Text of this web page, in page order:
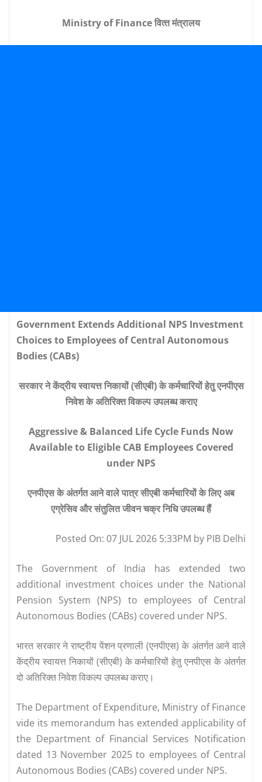
Ministry of Finance वित्‍त मंत्रालय
Government Extends Additional NPS Investment
Choices to Employees of Central Autonomous
Bodies (CABs)
सरकार ने केंद्रीय स्वायत्त निकायों (सीएबी) के कर्मचारियों हेतु एनपीएस
निवेश के अतिरिक्त विकल्प उपलब्ध कराए
Aggressive & Balanced Life Cycle Funds Now
Available to Eligible CAB Employees Covered
under NPS
एनपीएस के अंतर्गत आने वाले पात्र सीएबी कर्मचारियों के लिए अब
एग्रेसिव और संतुलित जीवन चक्र निधि उपलब्ध हैं
Posted On: 07 JUL 2026 5:33PM by PIB Delhi
The Government of India has extended two
additional investment choices under the National
Pension System (NPS) to employees of Central
Autonomous Bodies (CABs) covered under NPS.
भारत सरकार ने राष्ट्रीय पेंशन प्रणाली (एनपीएस) के अंतर्गत आने वाले
केंद्रीय स्वायत्त निकायों (सीएबी) के कर्मचारियों हेतु एनपीएस के अंतर्गत
दो अतिरिक्त निवेश विकल्प उपलब्ध कराए।
The Department of Expenditure, Ministry of Finance
vide its memorandum has extended applicability of
the Department of Financial Services Notification
dated 13 November 2025 to employees of Central
Autonomous Bodies (CABs) covered under NPS.